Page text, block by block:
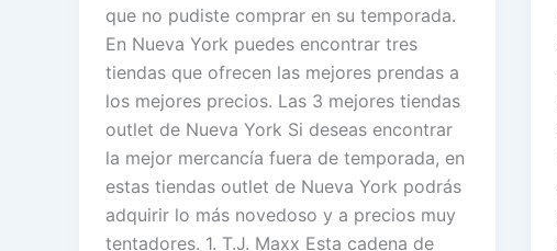
que no pudiste comprar en su temporada.
En Nueva York puedes encontrar tres
tiendas que ofrecen las mejores prendas a
los mejores precios. Las 3 mejores tiendas
outlet de Nueva York Si deseas encontrar
la mejor mercancía fuera de temporada, en
estas tiendas outlet de Nueva York podrás
adquirir lo más novedoso y a precios muy
tentadores. 1. T.J. Maxx Esta cadena de